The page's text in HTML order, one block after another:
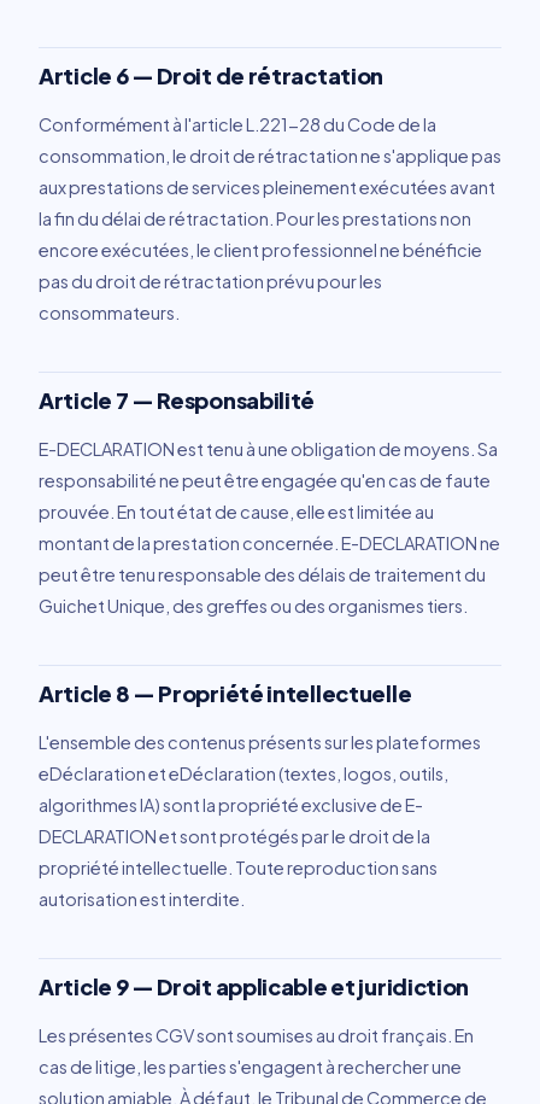
Article 6 — Droit de rétractation
Conformément à l'article L.221-28 du Code de la
consommation, le droit de rétractation ne s'applique pas
aux prestations de services pleinement exécutées avant
la fin du délai de rétractation. Pour les prestations non
encore exécutées, le client professionnel ne bénéficie
pas du droit de rétractation prévu pour les
consommateurs.
Article 7 — Responsabilité
E-DECLARATION est tenu à une obligation de moyens. Sa
responsabilité ne peut être engagée qu'en cas de faute
prouvée. En tout état de cause, elle est limitée au
montant de la prestation concernée. E-DECLARATION ne
peut être tenu responsable des délais de traitement du
Guichet Unique, des greffes ou des organismes tiers.
Article 8 — Propriété intellectuelle
L'ensemble des contenus présents sur les plateformes
eDéclaration et eDéclaration (textes, logos, outils,
algorithmes IA) sont la propriété exclusive de E-
DECLARATION et sont protégés par le droit de la
propriété intellectuelle. Toute reproduction sans
autorisation est interdite.
Article 9 — Droit applicable et juridiction
Les présentes CGV sont soumises au droit français. En
cas de litige, les parties s'engagent à rechercher une
solution amiable. À défaut, le Tribunal de Commerce de